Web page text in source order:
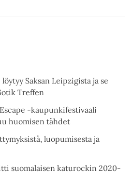
Saksan Leipzigista ja se
Treffen
-kaupunkifestivaali
huomisen tähdet
luopumisesta ja
suomalaisen katurockin 2020-